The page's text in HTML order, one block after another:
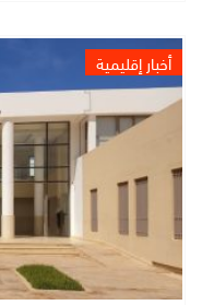
أخبار إقليمية